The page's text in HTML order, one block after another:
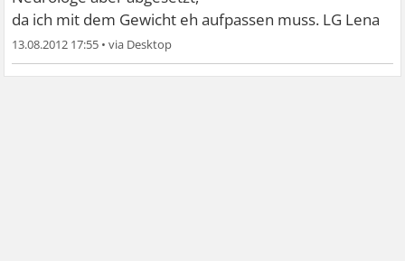
da ich mit dem Gewicht eh aufpassen muss. LG Lena
13.08.2012 17:55 •